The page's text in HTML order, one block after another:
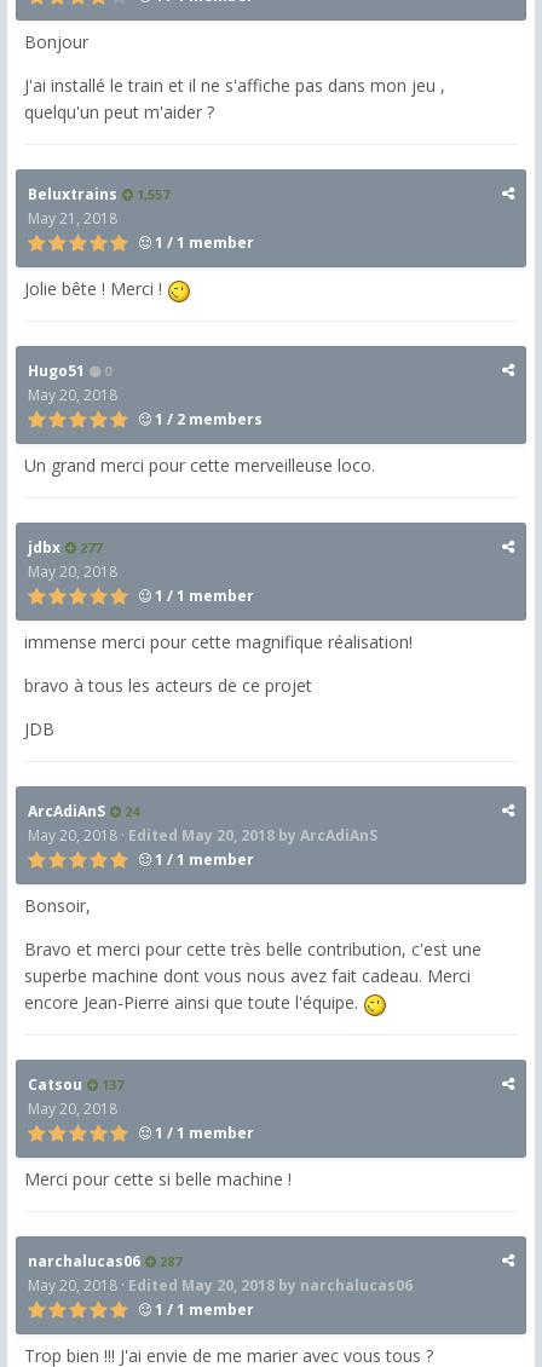
Bonjour
J'ai installé le train et il ne s'affiche pas dans mon jeu ,
quelqu'un peut m'aider ?
Beluxtrains 1,557
May 21, 2018
1 / 1 member
Jolie bête ! Merci !
Hugo51 0
May 20, 2018
1 / 2 members
Un grand merci pour cette merveilleuse loco.
jdbx 277
May 20, 2018
1 / 1 member
immense merci pour cette magnifique réalisation!
bravo à tous les acteurs de ce projet
JDB
ArcAdiAnS 24
May 20, 2018 · Edited May 20, 2018 by ArcAdiAnS
1 / 1 member
Bonsoir,
Bravo et merci pour cette très belle contribution, c'est une
superbe machine dont vous nous avez fait cadeau. Merci
encore Jean-Pierre ainsi que toute l'équipe.
Catsou 137
May 20, 2018
1 / 1 member
Merci pour cette si belle machine !
narchalucas06 287
May 20, 2018 · Edited May 20, 2018 by narchalucas06
1 / 1 member
Trop bien !!! J'ai envie de me marier avec vous tous ?